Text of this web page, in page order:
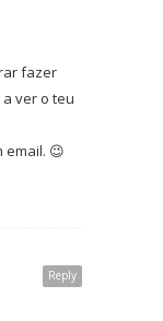
fazer
ver o teu
email. 😉
Reply